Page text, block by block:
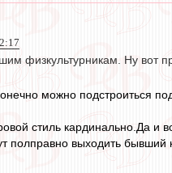
физкультурникам. Ну вот
можно подстроиться
стиль кардинально.Да и
полправно выходить